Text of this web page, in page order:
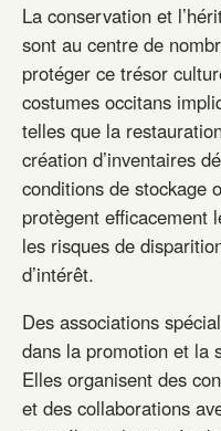
La conservation et
sont au centre de
protéger ce trésor
costumes occitans
telles que la
création d’inventaires
conditions de stockage
protègent efficacement
les risques de
d’intérêt.
Des associations
dans la promotion et la
Elles organisent des
et des collaborations